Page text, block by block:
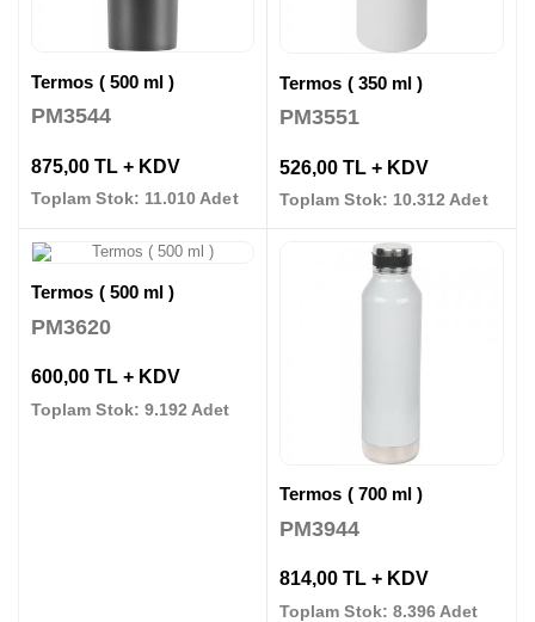
Termos ( 500 ml )
PM3544
875,00 TL + KDV
Toplam Stok: 11.010 Adet
Termos ( 350 ml )
PM3551
526,00 TL + KDV
Toplam Stok: 10.312 Adet
Termos ( 500 ml )
PM3620
600,00 TL + KDV
Toplam Stok: 9.192 Adet
Termos ( 700 ml )
PM3944
814,00 TL + KDV
Toplam Stok: 8.396 Adet